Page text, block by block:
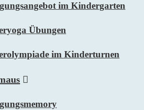
im Kindergarten
Übungen
im Kinderturnen